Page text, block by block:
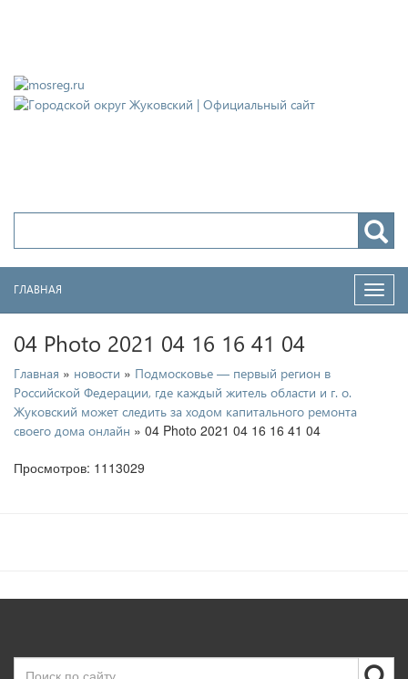
ГЛАВНАЯ
04 Photo 2021 04 16 16 41 04
Главная » новости » Подмосковье — первый регион в
Российской Федерации, где каждый житель области и г. о.
Жуковский может следить за ходом капитального ремонта
своего дома онлайн » 04 Photo 2021 04 16 16 41 04
Просмотров: 1113029